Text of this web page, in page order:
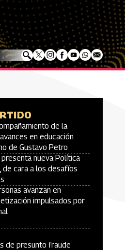
de la
en educación
de Gustavo Petro
nueva Política
de cara a los desafíos
avanzan en
impulsados por
de presunto fraude